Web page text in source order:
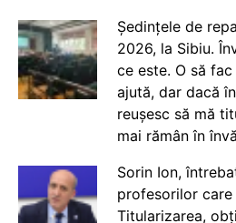
Ședințele de
2026, la Sibiu.
ce este. O să
ajută, dar dacă
reușesc să mă
mai rămân în
Sorin Ion,
profesorilor care
Titularizarea,